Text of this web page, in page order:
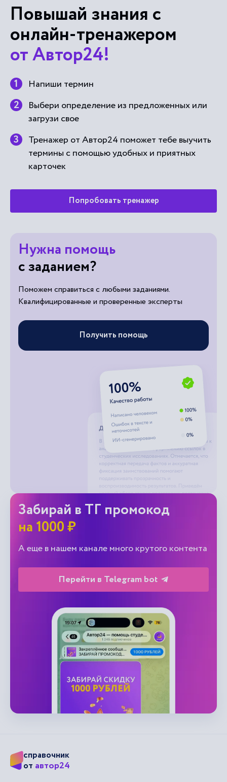
Повышай знания с
онлайн-тренажером
от Автор24!
Напиши термин
Выбери определение из предложенных или
загрузи свое
Тренажер от Автор24 поможет тебе выучить
термины с помощью удобных и приятных
карточек
Попробовать тренажер
Нужна помощь
с заданием?
Поможем справиться с любыми заданиями.
Квалифицированные и проверенные эксперты
Получить помощь
Забирай в ТГ промокод
на 1000 ₽
А еще в нашем канале много крутого контента
Перейти в Telegram bot
справочник
от автор24